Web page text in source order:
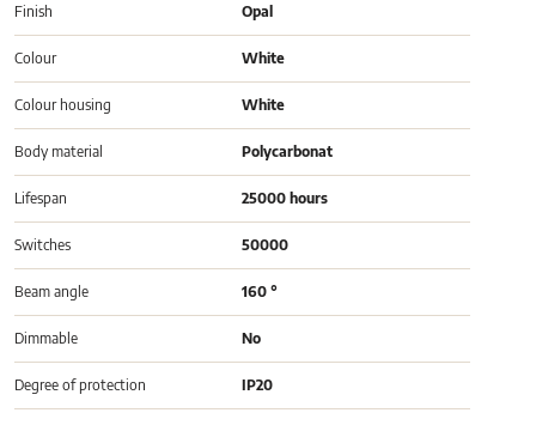
Finish Opal
Colour White
Colour housing White
Body material Polycarbonat
Lifespan 25000 hours
Switches 50000
Beam angle 160 °
Dimmable No
Degree of protection IP20